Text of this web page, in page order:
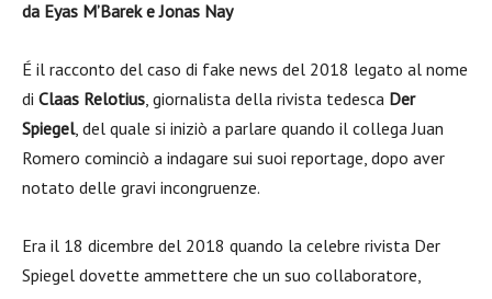
da Eyas M’Barek e Jonas Nay
É il racconto del caso di fake news del 2018 legato al nome
di Claas Relotius, giornalista della rivista tedesca Der
Spiegel, del quale si iniziò a parlare quando il collega Juan
Romero cominciò a indagare sui suoi reportage, dopo aver
notato delle gravi incongruenze.
Era il 18 dicembre del 2018 quando la celebre rivista Der
Spiegel dovette ammettere che un suo collaboratore,